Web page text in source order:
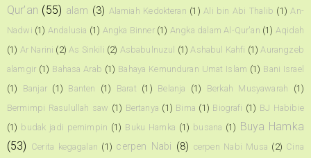
Qur’an (55) alam (3) Alamiah Kedokteran (1) Ali bin Abi Thalib (1) An-
Nadwi (1) Andalusia (1) Angka Binner (1) Angka dalam Al-Qur'an (1) Aqidah
(1) Ar Narini (2) As Sinkili (2) Asbabulnuzul (1) Ashabul Kahfi (1) Aurangzeb
alamgir (1) Bahasa Arab (1) Bahaya Kemunduran Umat Islam (1) Bani Israel
(1)
Banjar (1) Banten (1) Barat (1) Belanja (1) Berkah Musyawarah
(1)
Bermimpi Rasulullah saw (1) Bertanya (1) Bima (1) Biografi (1) BJ Habibie
(1) budak jadi pemimpin (1) Buku Hamka (1) busana (1) Buya Hamka
(53) Cerita kegagalan (1) cerpen Nabi (8) cerpen Nabi Musa (2) Cina